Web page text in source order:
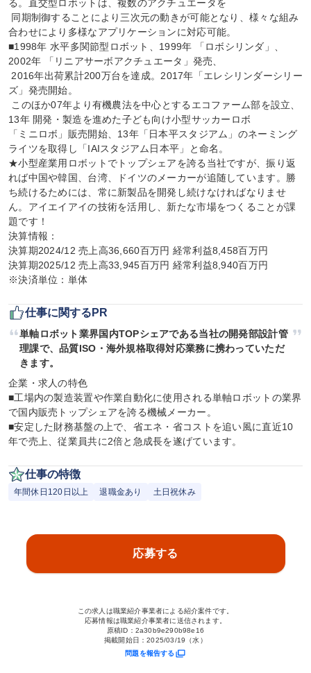
る。直交型ロボットは、複数のアクチュエータを
合わせにより多様なアプリケーションに対応可能。
■1998年 水平多関節型ロボット、1999年 「ロボシリンダ」、
2002年 「リニアサーボアクチュエータ」発売、
ズ」発売開始。
13年 開発・製造を進めた子ども向け小型サッカーロボ
「ミニロボ」販売開始、13年「日本平スタジアム」のネーミング
ライツを取得し「IAIスタジアム日本平」と命名。
★小型産業用ロボットでトップシェアを誇る当社ですが、振り返
れば中国や韓国、台湾、ドイツのメーカーが追随しています。勝
ち続けるためには、常に新製品を開発し続けなければなりませ
ん。アイエイアイの技術を活用し、新たな市場をつくることが課
題です！
決算情報：
決算期2024/12 売上高36,660百万円 経常利益8,458百万円
決算期2025/12 売上高33,945百万円 経常利益8,940百万円
※決済単位：単体
仕事に関するPR
単軸ロボット業界国内TOPシェアである当社の開発部設計管
理課で、品質ISO・海外規格取得対応業務に携わっていただ
きます。
企業・求人の特色
■工場内の製造装置や作業自動化に使用される単軸ロボットの業界
で国内販売トップシェアを誇る機械メーカー。
■安定した財務基盤の上で、省エネ・省コストを追い風に直近10
年で売上、従業員共に2倍と急成長を遂げています。
仕事の特徴
年間休日120日以上 退職金あり 土日祝休み
応募する
この求人は職業紹介事業者による紹介案件です。
応募情報は職業紹介事業者に送信されます。
原稿ID： 2a30b9e290b98e16
掲載開始日：2025/03/19（水）
問題を報告する